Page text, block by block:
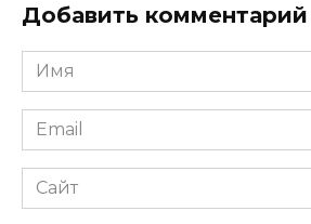
Добавить комментарий
Имя
*
Email
*
Сайт